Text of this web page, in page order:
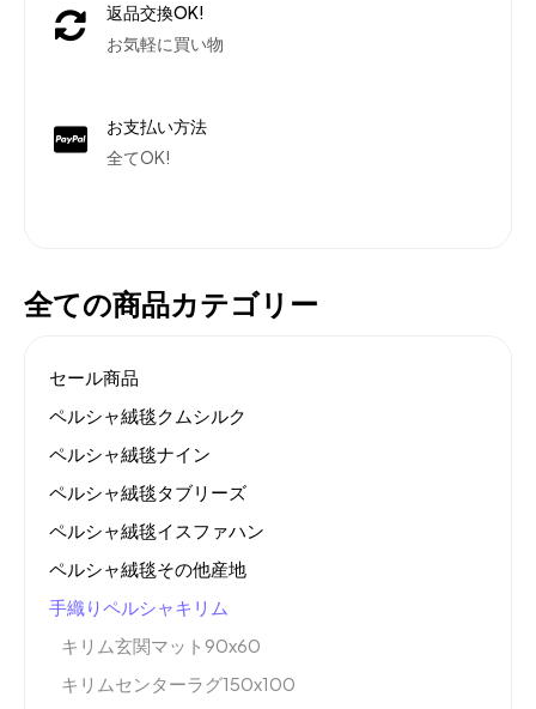
返品交換OK!
お気軽に買い物
お支払い方法
全てOK!
全ての商品カテゴリー
セール商品
ペルシャ絨毯クムシルク
ペルシャ絨毯ナイン
ペルシャ絨毯タブリーズ
ペルシャ絨毯イスファハン
ペルシャ絨毯その他産地
手織りペルシャキリム
キリム玄関マット90x60
キリムセンターラグ150x100